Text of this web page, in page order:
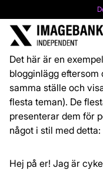
Det här är en
blogginlägg eftersom
samma ställe och
flesta teman). De
presenterar dem för
något i stil med detta:
Hej på er! Jag är